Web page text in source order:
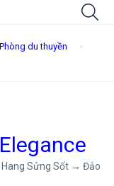
Phòng du thuyền
Sửng Sốt → Đảo